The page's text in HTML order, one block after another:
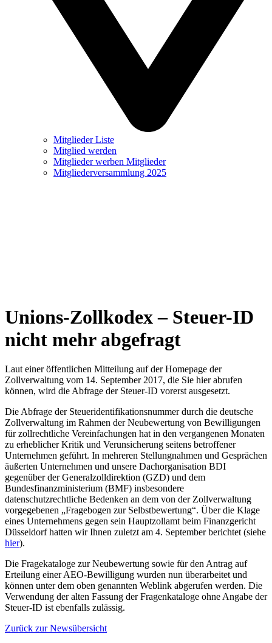
Mitglieder Liste
Mitglied werden
Mitglieder werben Mitglieder
Mitgliederversammlung 2025
Unions-Zollkodex – Steuer-ID
nicht mehr abgefragt
Laut einer öffentlichen Mitteilung auf der Homepage der
Zollverwaltung vom 14. September 2017, die Sie hier abrufen
können, wird die Abfrage der Steuer-ID vorerst ausgesetzt.
Die Abfrage der Steueridentifikationsnummer durch die deutsche
Zollverwaltung im Rahmen der Neubewertung von Bewilligungen
für zollrechtliche Vereinfachungen hat in den vergangenen Monaten
zu erheblicher Kritik und Verunsicherung seitens betroffener
Unternehmen geführt. In mehreren Stellungnahmen und Gesprächen
äußerten Unternehmen und unsere Dachorganisation BDI
gegenüber der Generalzolldirektion (GZD) und dem
Bundesfinanzministerium (BMF) insbesondere
datenschutzrechtliche Bedenken an dem von der Zollverwaltung
vorgegebenen „Fragebogen zur Selbstbewertung“. Über die Klage
eines Unternehmens gegen sein Hauptzollamt beim Finanzgericht
Düsseldorf hatten wir Ihnen zuletzt am 4. September berichtet (siehe
hier).
Die Fragekataloge zur Neubewertung sowie für den Antrag auf
Erteilung einer AEO-Bewilligung wurden nun überarbeitet und
können unter dem oben genannten Weblink abgerufen werden. Die
Verwendung der alten Fassung der Fragenkataloge ohne Angabe der
Steuer-ID ist ebenfalls zulässig.
Zurück zur Newsübersicht